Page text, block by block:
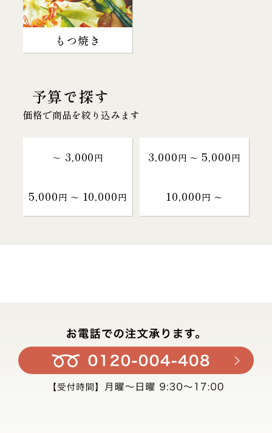
もつ焼き
予算で探す
価格で商品を絞り込みます
～ 3,000円 3,000円 〜 5,000円
5,000円 〜 10,000円 10,000円 〜